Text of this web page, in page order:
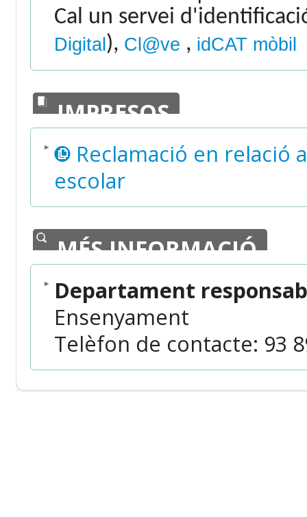
Cal un servei
Digital), Cl@ve , idCAT mòbil
IMPRESOS
Reclamació en relació
escolar
MÉS INFORMACIÓ
Departament
Ensenyament
Telèfon de contacte: 93